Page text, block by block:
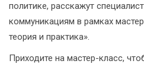
политике, расскажут
коммуникациям в рамках
теория и практика».
Приходите на мастер-класс,